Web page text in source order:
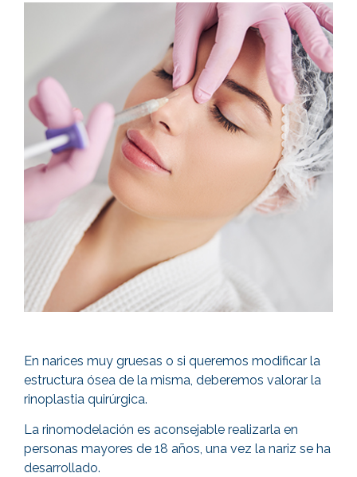
En narices muy gruesas o si queremos modificar la
estructura ósea de la misma, deberemos valorar la
rinoplastia quirúrgica.
La rinomodelación es aconsejable realizarla en
personas mayores de 18 años, una vez la nariz se ha
desarrollado.